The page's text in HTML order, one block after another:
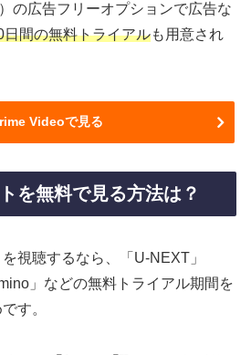
の広告フリーオプションで広告な
日間の無料トライアルも用意され
Videoで見る
を無料で見る方法は？
視聴するなら、「U-NEXT」
」などの無料トライアル期間を
す。